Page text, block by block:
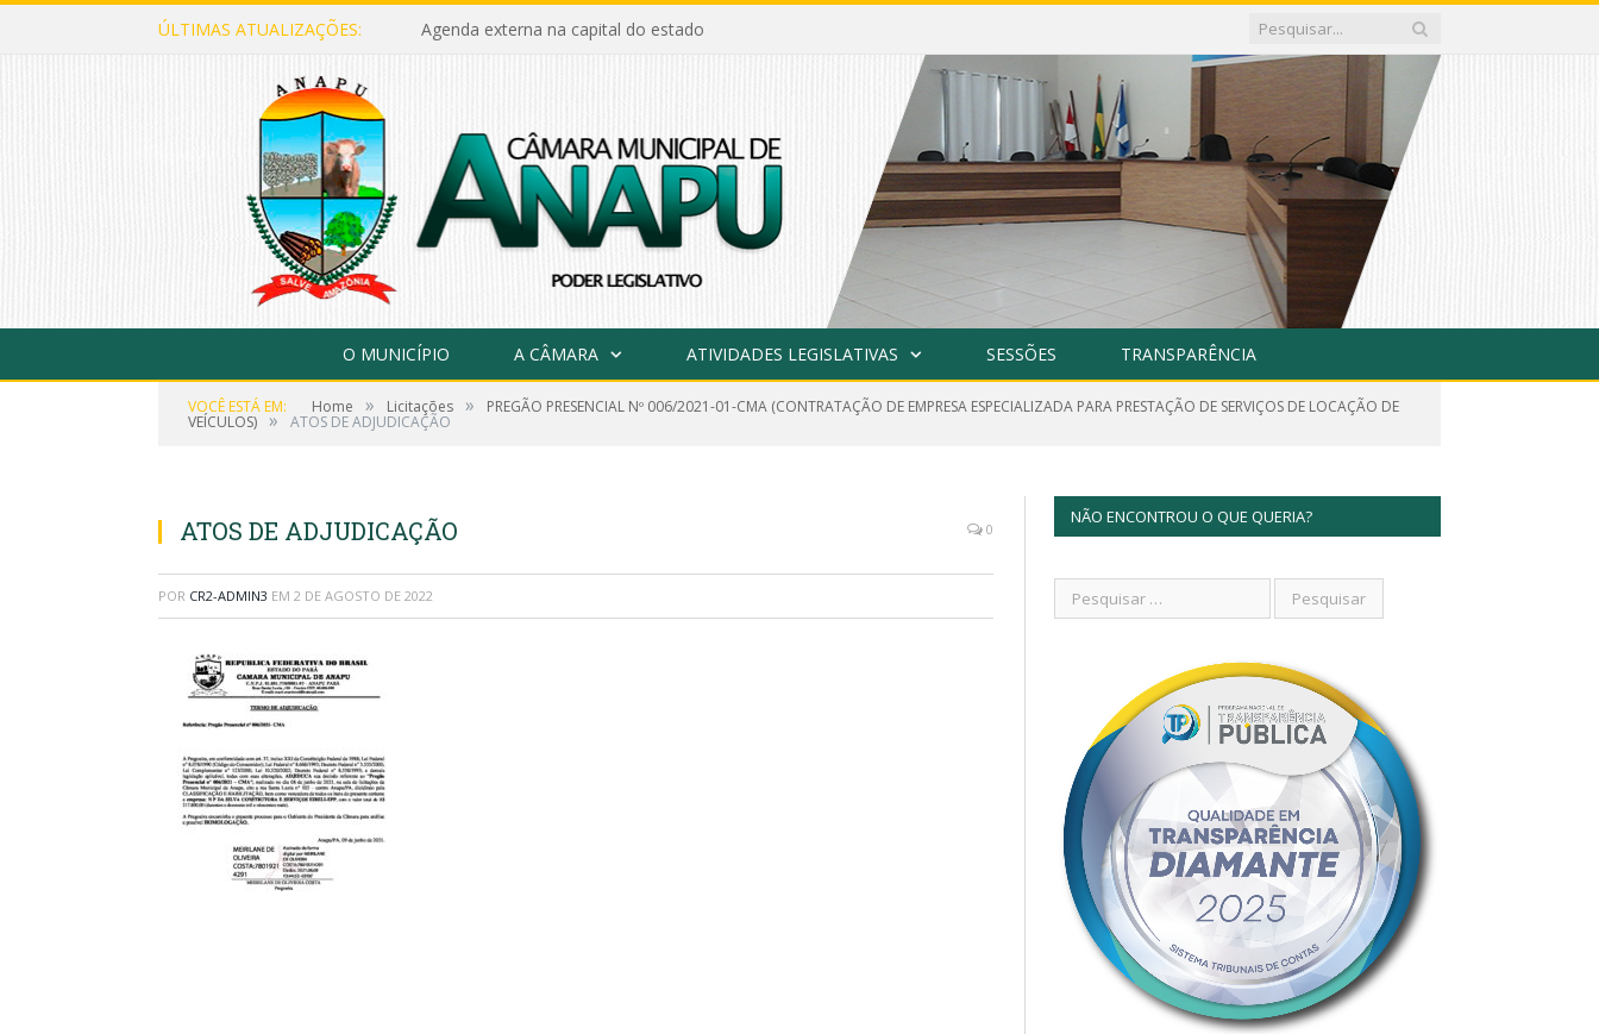
ÚLTIMAS ATUALIZAÇÕES: Agenda externa na capital do estado
O MUNICÍPIO A CÂMARA ATIVIDADES LEGISLATIVAS SESSÕES TRANSPARÊNCIA
VOCÊ ESTÁ EM: Home » Licitações » PREGÃO PRESENCIAL Nº 006/2021-01-CMA (CONTRATAÇÃO DE EMPRESA ESPECIALIZADA PARA PRESTAÇÃO DE SERVIÇOS DE LOCAÇÃO DE
VEÍCULOS) » ATOS DE ADJUDICAÇÃO
ATOS DE ADJUDICAÇÃO 0
POR CR2-ADMIN3 EM 2 DE AGOSTO DE 2022
NÃO ENCONTROU O QUE QUERIA?